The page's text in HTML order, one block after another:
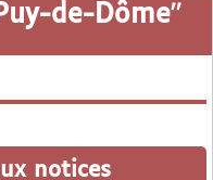
de-Dôme"
notices